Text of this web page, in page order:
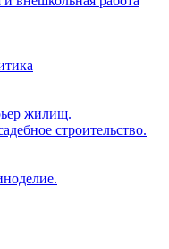
жилищ.
строительство.